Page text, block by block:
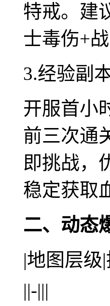
特戒。建
士毒伤+
3.经验副
开服首小
前三次通
即挑战，
稳定获取
二、动态
|地图层级
||-|||